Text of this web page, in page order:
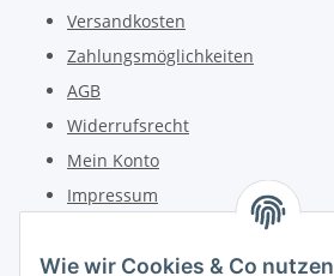
Wie wir Cookies & Co nutzen
Versandkosten
Zahlungsmöglichkeiten
AGB
Widerrufsrecht
Mein Konto
Impressum